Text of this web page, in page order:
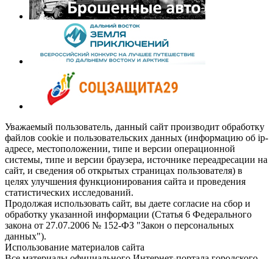
Уважаемый пользователь, данный сайт производит обработку
файлов cookie и пользовательских данных (информацию об ip-
адресе, местоположении, типе и версии операционной
системы, типе и версии браузера, источнике переадресации на
сайт, и сведения об открытых страницах пользователя) в
целях улучшения функционирования сайта и проведения
статистических исследований.
Продолжая использовать сайт, вы даете согласие на сбор и
обработку указанной информации (Статья 6 Федерального
закона от 27.07.2006 № 152-ФЗ "Закон о персональных
данных").
Использование материалов сайта